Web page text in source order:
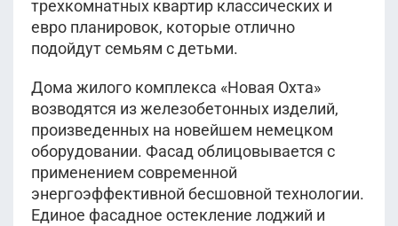
трехкомнатных квартир классических и
евро планировок, которые отлично
подойдут семьям с детьми.
Дома жилого комплекса «Новая Охта»
возводятся из железобетонных изделий,
произведенных на новейшем немецком
оборудовании. Фасад облицовывается с
применением современной
энергоэффективной бесшовной технологии.
Единое фасадное остекление лоджий и